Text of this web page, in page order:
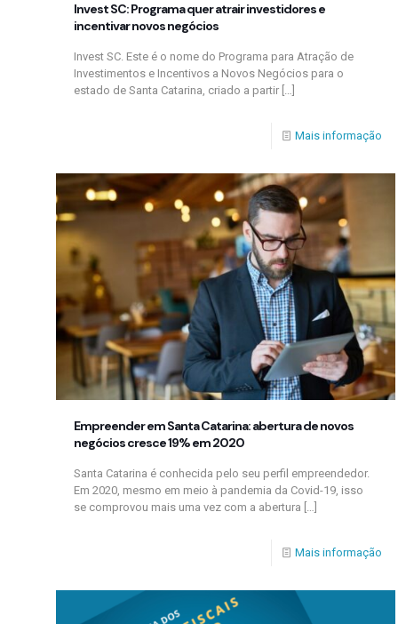
Invest SC: Programa quer atrair investidores e
incentivar novos negócios
Invest SC. Este é o nome do Programa para Atração de
Investimentos e Incentivos a Novos Negócios para o
estado de Santa Catarina, criado a partir […]
Mais informação
Empreender em Santa Catarina: abertura de novos
negócios cresce 19% em 2020
Santa Catarina é conhecida pelo seu perfil empreendedor.
Em 2020, mesmo em meio à pandemia da Covid-19, isso
se comprovou mais uma vez com a abertura […]
Mais informação